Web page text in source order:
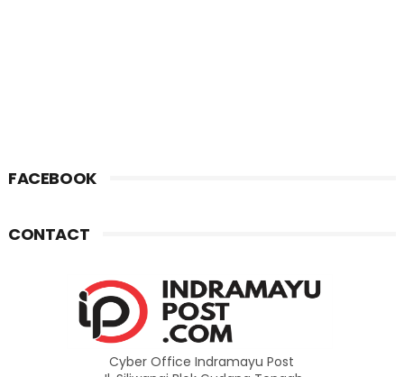
FACEBOOK
CONTACT
Cyber Office Indramayu Post